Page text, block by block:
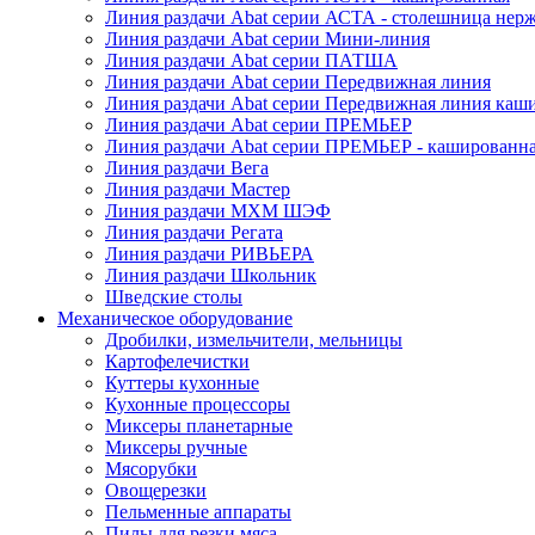
Линия раздачи Abat серии АСТА - столешница
Линия раздачи Abat серии Мини-линия
Линия раздачи Abat серии ПАТША
Линия раздачи Abat серии Передвижная линия
Линия раздачи Abat серии Передвижная линия
Линия раздачи Abat серии ПРЕМЬЕР
Линия раздачи Abat серии ПРЕМЬЕР -
Линия раздачи Вега
Линия раздачи Мастер
Линия раздачи МХМ ШЭФ
Линия раздачи Регата
Линия раздачи РИВЬЕРА
Линия раздачи Школьник
Шведские столы
Механическое оборудование
Дробилки, измельчители, мельницы
Картофелечистки
Куттеры кухонные
Кухонные процессоры
Миксеры планетарные
Миксеры ручные
Мясорубки
Овощерезки
Пельменные аппараты